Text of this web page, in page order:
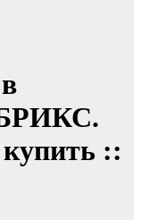
БРИКС.
::